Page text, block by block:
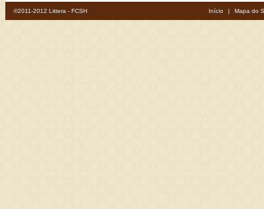
©2011-2012 Littera - FCSH Início | Mapa do